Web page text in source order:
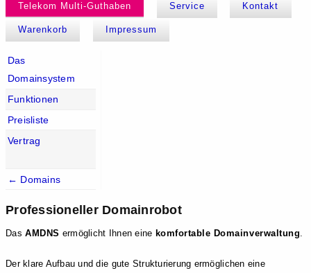
Telekom Multi-Guthaben Service Kontakt
Warenkorb Impressum
Das
Domainsystem
Funktionen
Preisliste
Vertrag
← Domains
Professioneller Domainrobot
DasAMDNS ermöglicht Ihnen eine komfortable Domainverwaltung.
Der klare Aufbau und die gute Strukturierung ermöglichen eine